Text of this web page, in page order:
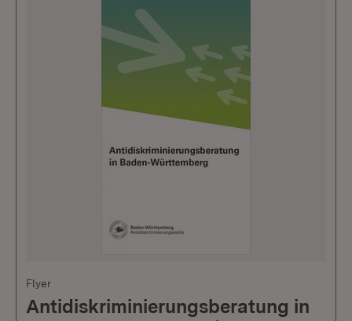
Flyer
Antidiskriminierungsberatung in